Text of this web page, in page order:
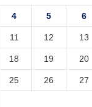
4 5 6
11 12 13
18 19 20
25 26 27